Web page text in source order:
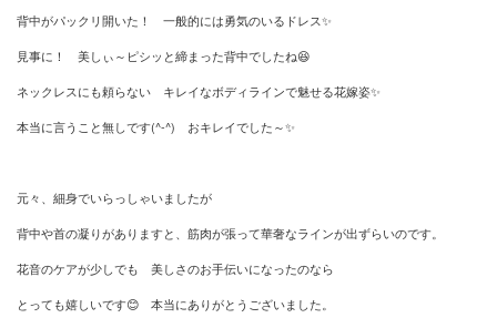
背中がパックリ開いた！ 一般的には勇気のいるドレス✨
見事に！ 美しぃ～ピシッと締まった背中でしたね😆
ネックレスにも頼らない キレイなボディラインで魅せる花嫁姿✨
本当に言うこと無しです(^-^) おキレイでした～✨
元々、細身でいらっしゃいましたが
背中や首の凝りがありますと、筋肉が張って華奢なラインが出ずらいのです。
花音のケアが少しでも 美しさのお手伝いになったのなら
とっても嬉しいです😊 本当にありがとうございました。